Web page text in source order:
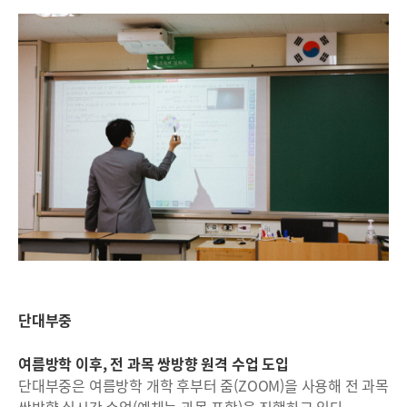
단대부중
여름방학 이후, 전 과목 쌍방향 원격 수업 도입
단대부중은 여름방학 개학 후부터 줌(ZOOM)을 사용해 전 과목